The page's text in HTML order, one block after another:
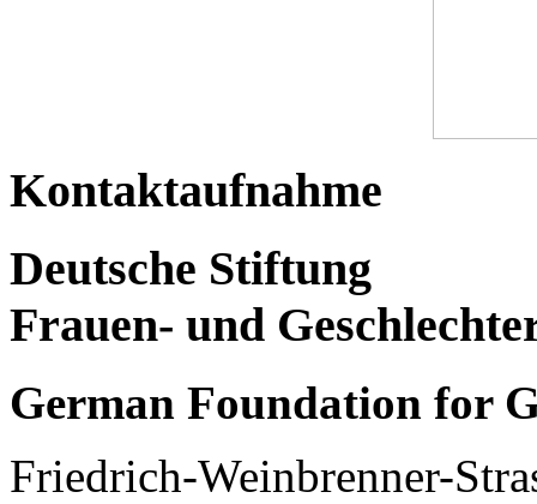
Kontaktaufnahme
Deutsche Stiftung
Frauen- und
German Foundation for
Friedrich-Weinbrenner-